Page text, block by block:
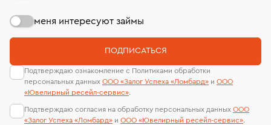
Женские браслеты из белого золота
Женские браслеты из желтого золота
Золотые браслеты с аметистом
Золотые браслеты 750 пробы
меня интересуют займы
ПОДПИСАТЬСЯ
Подтверждаю ознакомление с Политиками обработки
персональных данных ООО «Залог Успеха «Ломбард» и ООО
«Ювелирный ресейл-сервиc».
Подтверждаю согласия на обработку персональных данных ООО
«Залог Успеха «Ломбард» и ООО «Ювелирный ресейл-сервиc».